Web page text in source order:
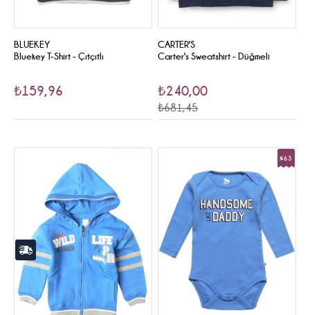
BLUEKEY
Bluekey T-Shirt - Çıtçıtlı
₺159,96
CARTER'S
Carter's Sweatshirt - Düğmeli
₺240,00
₺681,45
%63